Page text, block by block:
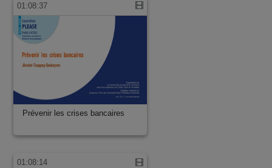
01:08:37
Prévenir les crises bancaires
01:08:14